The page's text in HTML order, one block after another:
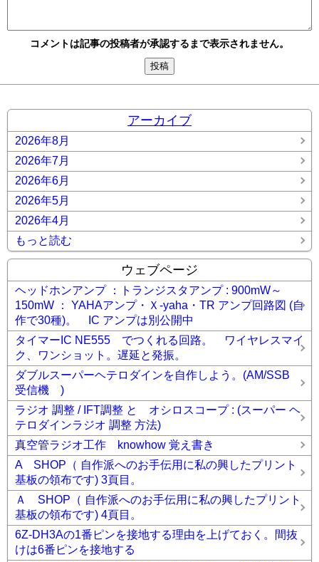
コメントは記事の投稿者が承認するまで表示されません。
アーカイブ
2026年8月
2026年7月
2026年6月
2026年5月
2026年4月
もっと読む
ウェブページ
ヘッドホンアンプ ：トランジスタアンプ : 900mW～
150mW ： YAHAアンプ・Ｘ-yaha・TR アンプ回路図 (自
作で30種)。 IC アンプは別公開中
タイマーIC NE555 でつくれる回路。 ワイヤレスマイ
ク、ワンショット。遅延と発振。
ダブルスーパーヘテロダインを自作しよう。(AM/SSB
受信機 )
ラジオ 調整 / IFT調整 と オシロスコープ : (スーパー ヘ
テロダインラジオ 調整 方法)
真空管ラジオ工作 knowhow 覚え書き
A SHOP（ 自作派へのお手伝用に私の興したプリント
基板の領布です) 3頁目。
Ａ SHOP（ 自作派へのお手伝用に私の興したプリント
基板の領布です) 4頁目。
6Z-DH3Aの1番ピンを接地する理由を上げておく。間抜
けは6番ピンを接地する